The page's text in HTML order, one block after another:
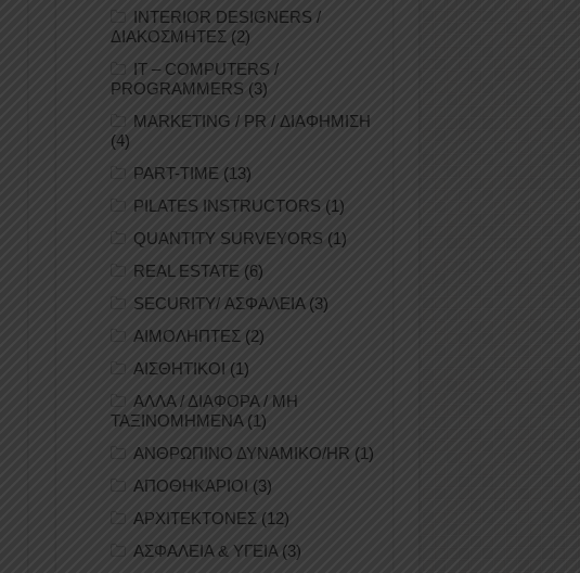
INTERIOR DESIGNERS /
ΔΙΑΚΟΣΜΗΤΕΣ (2)
IT – COMPUTERS /
PROGRAMMERS (3)
MARKETING / PR / ΔΙΑΦΗΜΙΣΗ
(4)
PART-TIME (13)
PILATES INSTRUCTORS (1)
QUANTITY SURVEYORS (1)
REAL ESTATE (6)
SECURITY/ ΑΣΦΑΛΕΙΑ(3)
ΑΙΜΟΛΗΠΤΕΣ (2)
ΑΙΣΘΗΤΙΚΟΙ (1)
ΑΛΛΑ / ΔΙΑΦΟΡΑ / ΜΗ
ΤΑΞΙΝΟΜΗΜΕΝΑ(1)
ΑΝΘΡΩΠΙΝΟ ΔΥΝΑΜΙΚΟ/HR (1)
ΑΠΟΘΗΚΑΡΙΟΙ (3)
ΑΡΧΙΤΕΚΤΟΝΕΣ (12)
ΑΣΦΑΛΕΙΑ & ΥΓΕΙΑ (3)